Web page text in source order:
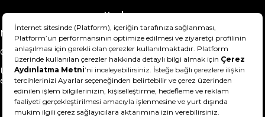
Yardım
Mesafeli Satış Sözleşmesi
Teslimat Bilgisi
Gizlilik Sözleşmesi
Şartlar & Koşullar
Ürünümü nasıl iade
edebilirim?
Hakkımızda